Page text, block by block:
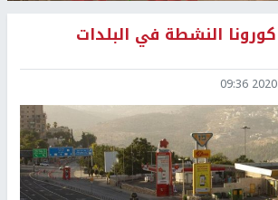
النشطة في البلدات
2020-